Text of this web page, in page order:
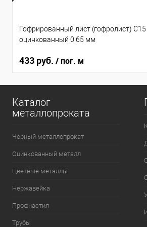
Гофрированный лист (гофролист) С15
оцинкованный 0.65 мм
433 руб. / пог. м
Каталог
металлопроката
Черный металлопрокат
Оцинкованный металл
Цветные металлы
Нержавейка
Профнастил
Трубы